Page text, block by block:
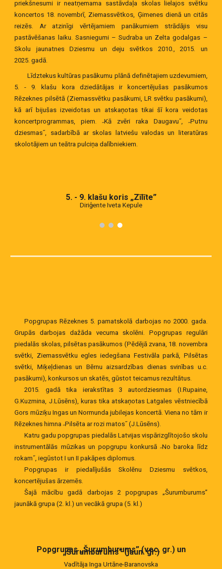
priekšnesumi ir neatņemama sastāvdaļa skolas lielajos svētku
koncertos 18. novembrī, Ziemassvētkos, Ģimenes dienā un citās
reizēs. Ar atzinīgi vērtējamiem panākumiem strādājis visu
pastāvēšanas laiku. Sasniegumi – Sudraba un Zelta godalgas –
Skolu jaunatnes Dziesmu un deju svētkos 2010., 2015. un
2025. gadā.
Līdztekus kultūras pasākumu plānā definētajiem uzdevumiem,
5. - 9. klašu kora dziedātājas ir koncertējušas pasākumos
Rēzeknes pilsētā (Ziemassvētku pasākumi, LR svētku pasākumi),
kā arī bijušas izveidotas un atskaņotas tikai šī kora veidotas
koncertprogrammas, piem. ˶Kā zvēri raka Daugavu˝, ˶Putnu
dziesmas˝, sadarbībā ar skolas latviešu valodas un literatūras
skolotājiem un teātra pulciņa dalībniekiem.
5. - 9. klašu koris „Zīlīte”
Diriģente Iveta Kepule
Popgrupas Rēzeknes 5. pamatskolā darbojas no 2000. gada.
Grupās darbojas dažāda vecuma skolēni. Popgrupas regulāri
piedalās skolas, pilsētas pasākumos (Pēdējā zvana, 18. novembra
svētki, Ziemassvētku egles iedegšana Festivāla parkā, Pilsētas
svētki, Miķeļdienas un Bērnu aizsardzības dienas svinības u.c.
pasākumi), konkursos un skatēs, gūstot teicamus rezultātus.
2015. gadā tika ierakstītas 3 autordziesmas (I.Rupaine,
G.Kuzmina, J.Lūsēns), kuras tika atskaņotas Latgales vēstniecībā
Gors mūziķu Ingas un Normunda jubilejas koncertā. Viena no tām ir
Rēzeknes himna ˶Pilsēta ar rozi matos˝ (J.Lūsēns).
Katru gadu popgrupas piedalās Latvijas vispārizglītojošo skolu
instrumentālās mūzikas un popgrupu konkursā ˶No baroka līdz
rokam˝, iegūstot I un II pakāpes diplomus.
Popgrupas ir piedalījušās Skolēnu Dziesmu svētkos,
koncertējušas ārzemēs.
Šajā mācību gadā darbojas 2 popgrupas „Šurumburums”
jaunākā grupa (2. kl.) un vecākā grupa (5. kl.)
Popgrupas „Šurumburums” (vec. gr.) un
„Šurumburums” (jaun. gr.)
Vadītāja Inga Urtāne-Baranovska